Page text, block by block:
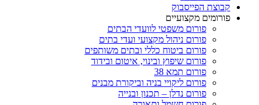
קבוצת הפייסבוק
פורומים מקצועיים
פורום משפטי לוועדי הבתים
פורום ניהול מקצועי ועדי בתים
פורום ביטוח כללי ובתים משותפים
פורום שיפוץ ובינוי, איטום ובידוד
פורום תמא 38
פורום ליקויי בניה וביקורת מבנים
פורום נדלן – תכנון ובנייה